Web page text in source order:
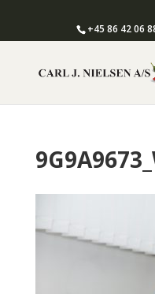
+45 86 42 06